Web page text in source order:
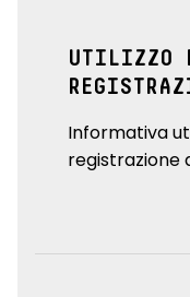
UTILIZZO
Informativa
registrazione